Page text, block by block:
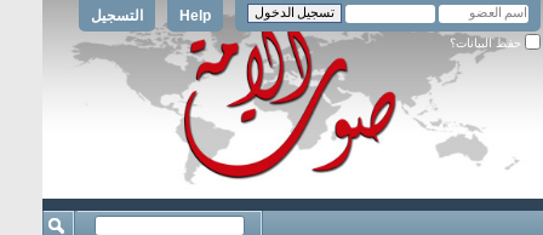
التسجيل Help
حفظ البيانات؟